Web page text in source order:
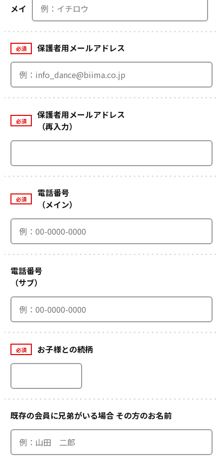
メイ
必須 保護者用メールアドレス
必須
保護者用メールアドレス
（再入力）
必須
電話番号
（メイン）
電話番号
（サブ）
必須 お子様との続柄
既存の会員に兄弟がいる場合 その方のお名前